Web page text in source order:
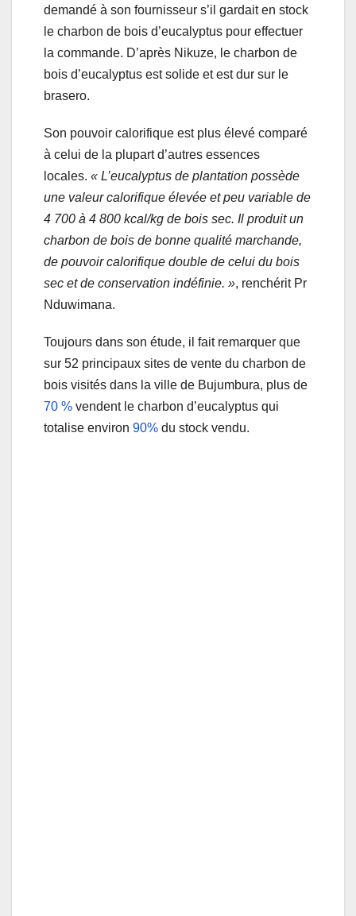
demandé à son fournisseur s’il gardait en stock
le charbon de bois d’eucalyptus pour effectuer
la commande. D’après Nikuze, le charbon de
bois d’eucalyptus est solide et est dur sur le
brasero.
Son pouvoir calorifique est plus élevé comparé
à celui de la plupart d’autres essences
locales. « L’eucalyptus de plantation possède
une valeur calorifique élevée et peu variable de
4 700 à 4 800 kcal/kg de bois sec. Il produit un
charbon de bois de bonne qualité marchande,
de pouvoir calorifique double de celui du bois
sec et de conservation indéfinie. », renchérit Pr
Nduwimana.
Toujours dans son étude, il fait remarquer que
sur 52 principaux sites de vente du charbon de
bois visités dans la ville de Bujumbura, plus de
70 % vendent le charbon d’eucalyptus qui
totalise environ 90% du stock vendu.